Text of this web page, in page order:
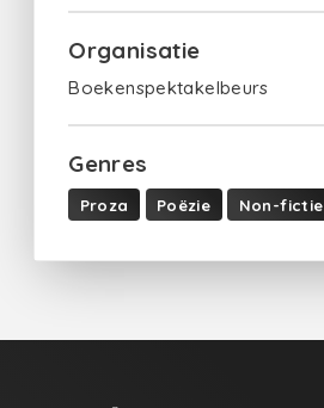
Organisatie
Boekenspektakelbeurs
Genres
Proza Poëzie Non-fictie